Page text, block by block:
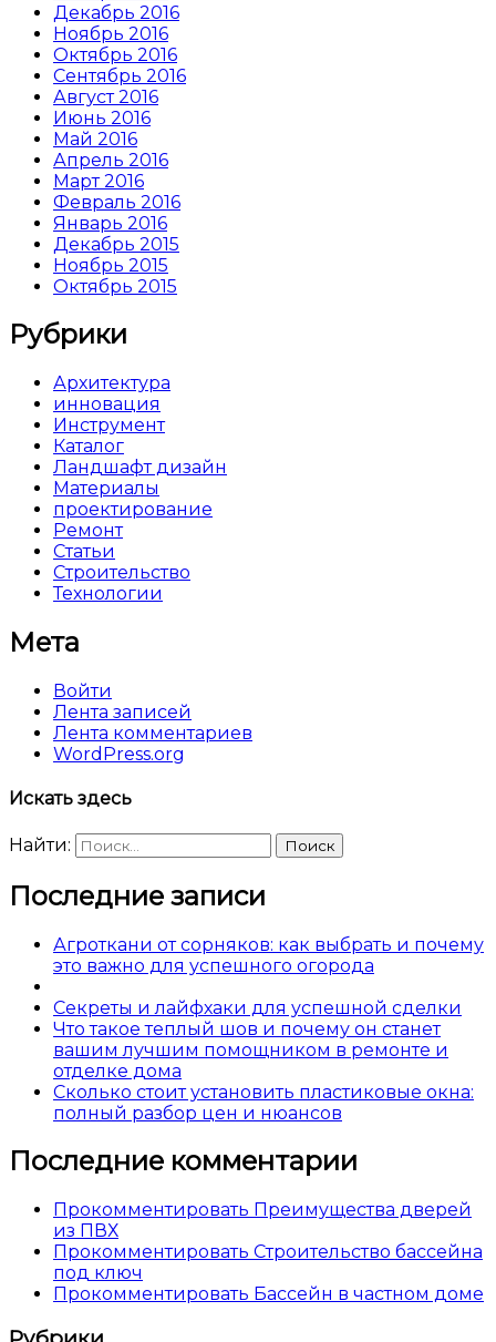
Декабрь 2016
Ноябрь 2016
Октябрь 2016
Сентябрь 2016
Август 2016
Июнь 2016
Май 2016
Апрель 2016
Март 2016
Февраль 2016
Январь 2016
Декабрь 2015
Ноябрь 2015
Октябрь 2015
Рубрики
Архитектура
инновация
Инструмент
Каталог
Ландшафт дизайн
Материалы
проектирование
Ремонт
Статьи
Строительство
Технологии
Мета
Войти
Лента записей
Лента комментариев
WordPress.org
Искать здесь
Найти:
Последние записи
Агроткани от сорняков: как выбрать и почему
это важно для успешного огорода
Секреты и лайфхаки для успешной сделки
Что такое теплый шов и почему он станет
вашим лучшим помощником в ремонте и
отделке дома
Сколько стоит установить пластиковые окна:
полный разбор цен и нюансов
Последние комментарии
Прокомментировать Преимущества дверей
из ПВХ
Прокомментировать Строительство бассейна
под ключ
Прокомментировать Бассейн в частном доме